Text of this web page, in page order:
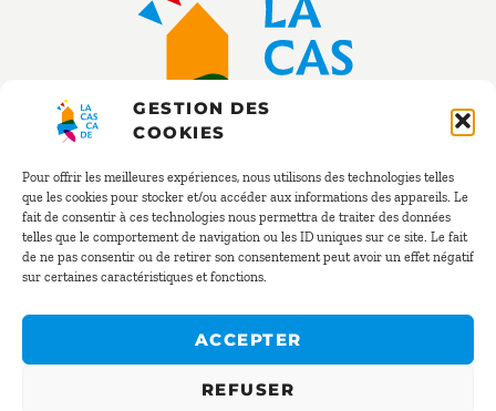
GESTION DES
COOKIES
Pour offrir les meilleures expériences, nous utilisons des technologies telles
que les cookies pour stocker et/ou accéder aux informations des appareils. Le
fait de consentir à ces technologies nous permettra de traiter des données
telles que le comportement de navigation ou les ID uniques sur ce site. Le fait
de ne pas consentir ou de retirer son consentement peut avoir un effet négatif
sur certaines caractéristiques et fonctions.
ACCEPTER
REFUSER
RÉSERVATION
resa@la-cascade.net